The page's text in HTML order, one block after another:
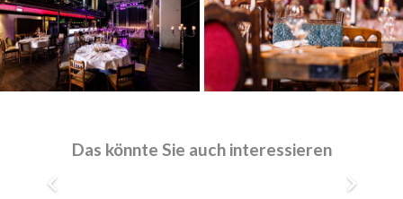
Das könnte Sie auch interessieren
bis 300 Personen